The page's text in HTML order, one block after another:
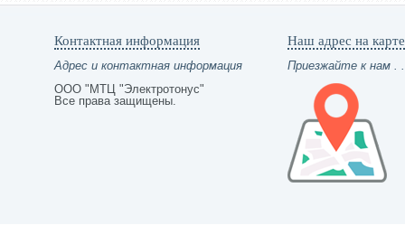
Контактная информация
Адрес и контактная информация
ООО "МТЦ "Электротонус"
Все права защищены.
Наш адрес на карте
Приезжайте к нам .